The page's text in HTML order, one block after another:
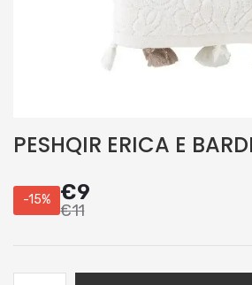
PESHQIR ERICA E
-15% €9
€11